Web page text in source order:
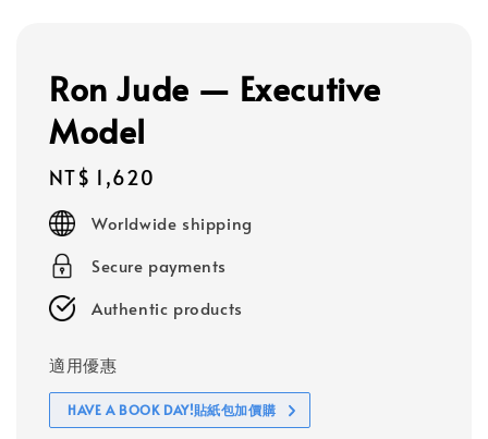
Ron Jude — Executive
Model
Regular
price
NT$ 1,620
Worldwide shipping
Secure payments
Authentic products
適用優惠
HAVE A BOOK DAY!貼紙包加價購